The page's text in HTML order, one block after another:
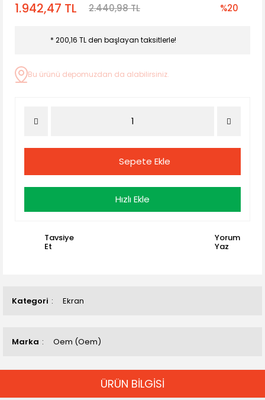
Kategori Ekran
Marka Oem (Oem)
1.942,47 TL 2.440,98 TL %20
* 200,16 TL den başlayan taksitlerle!
Bu ürünü depomuzdan da alabilirsiniz.
Sepete Ekle
Hızlı Ekle
Tavsiye
Et
Yorum
Yaz
ÜRÜN BİLGİSİ